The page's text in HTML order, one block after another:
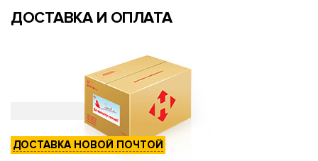
ДОСТАВКА И ОПЛАТА
ДОСТАВКА НОВОЙ ПОЧТОЙ